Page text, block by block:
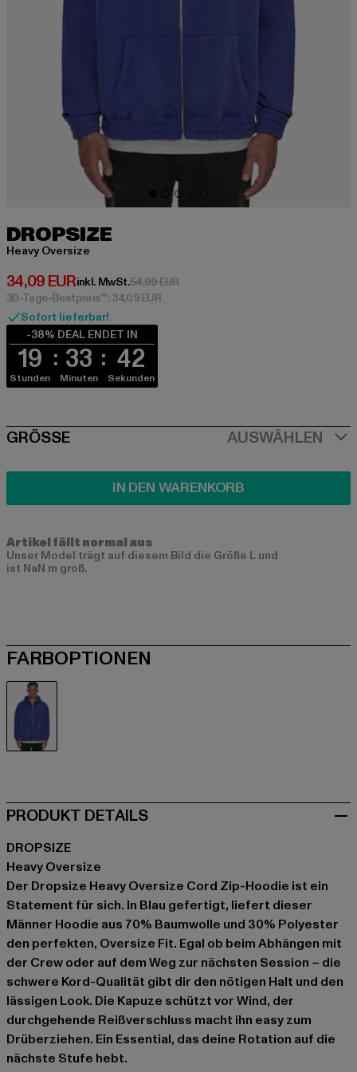
DROPSIZE
Heavy Oversize
34,09 EUR
Derzeitiger Preis: 34,09 EUR
inkl. MwSt.54,99 EURAktionspreis: 54,99 EUR
30-Tage-Bestpreis**: 34,09 EUR
Sofort lieferbar!
-38% DEAL ENDET IN
19
Stunden
33
Minuten
42
Sekunden
SIZE
GRÖSSE AUSWÄHLEN
IN DEN WARENKORB
Artikel fällt normal aus
Unser Model trägt auf diesem Bild die Größe L und
ist NaN m groß.
FARBOPTIONEN
PRODUKT DETAILS
DROPSIZE
Heavy Oversize
Der Dropsize Heavy Oversize Cord Zip-Hoodie ist ein
Statement für sich. In Blau gefertigt, liefert dieser
Männer Hoodie aus 70% Baumwolle und 30% Polyester
den perfekten, Oversize Fit. Egal ob beim Abhängen mit
der Crew oder auf dem Weg zur nächsten Session – die
schwere Kord-Qualität gibt dir den nötigen Halt und den
lässigen Look. Die Kapuze schützt vor Wind, der
durchgehende Reißverschluss macht ihn easy zum
Drüberziehen. Ein Essential, das deine Rotation auf die
nächste Stufe hebt.